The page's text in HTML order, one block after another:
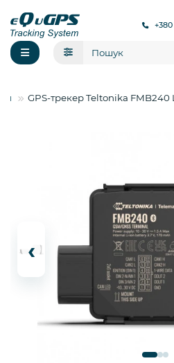
GPS-трекер Teltonika
‹